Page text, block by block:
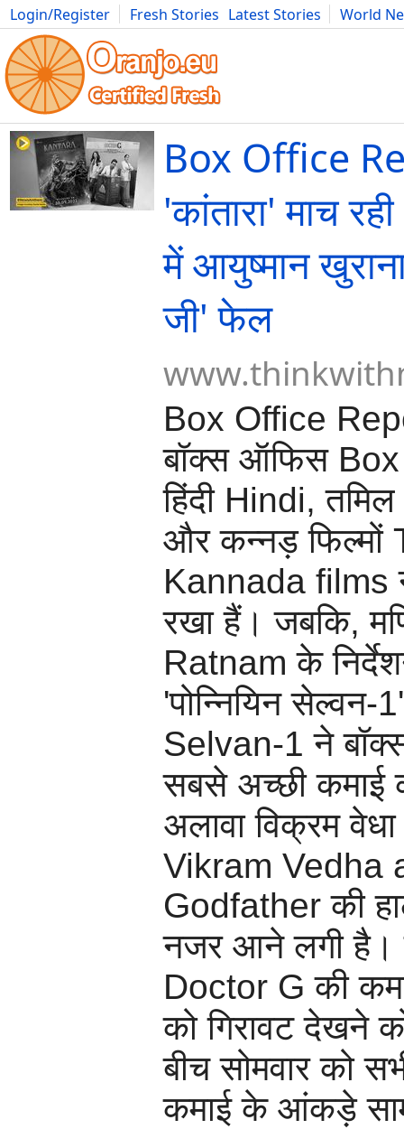
Login/Register Fresh Stories Latest Stories
World
Movies Anime Music Art Cars Advice Science
Box Office
'कांतारा' माच
में आयुष्मान
जी' फेल
Box Office
बॉक्स ऑफिस
हिंदी Hindi,
और कन्नड़ फिल्मों
Kannada films
रखा हैं। जबकि,
Ratnam के
'पोन्नियिन
Selvan-1 ने
सबसे अच्छी कमाई
अलावा विक्रम
Vikram Vedha
Godfather की
नजर आने लगी है।
Doctor G की
को गिरावट देखने
बीच सोमवार को
कमाई के आंकड़े